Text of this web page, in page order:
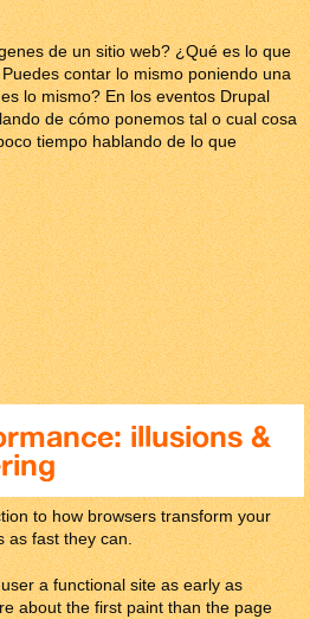
de un sitio web? ¿Qué es lo que
contar lo mismo poniendo una
lo mismo? En los eventos Drupal
de cómo ponemos tal o cual cosa
tiempo hablando de lo que
illusions &
to how browsers transform your
as fast they can.
a functional site as early as
about the first paint than the page